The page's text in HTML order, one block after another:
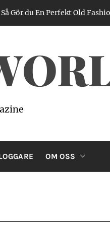
Perfekt Old Fashioned –
OM OSS